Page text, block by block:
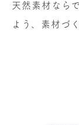
天然素材なら
よう、素材づ